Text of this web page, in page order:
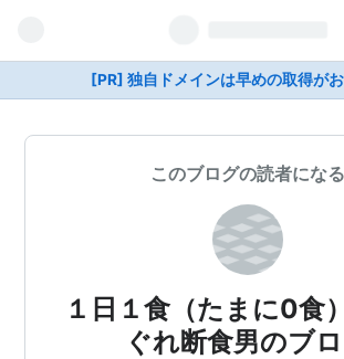
[PR] 独自ドメインは早めの取得がお
このブログの読者になる
１日１食（たまに0食
ぐれ断食男のブ